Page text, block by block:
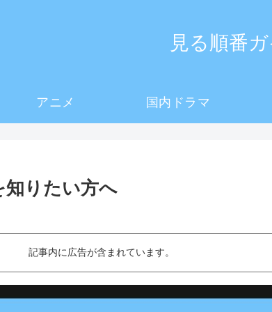
見る順番
アニメ 国内ドラマ
知りたい方へ
記事内に広告が含まれています。